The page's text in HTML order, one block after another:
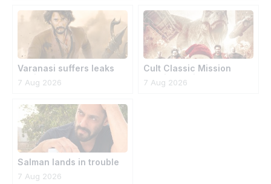
Varanasi suffers leaks
again
7 Aug 2026
Cult Classic Mission
Possible Reinvents
7 Aug 2026
Salman lands in trouble
7 Aug 2026